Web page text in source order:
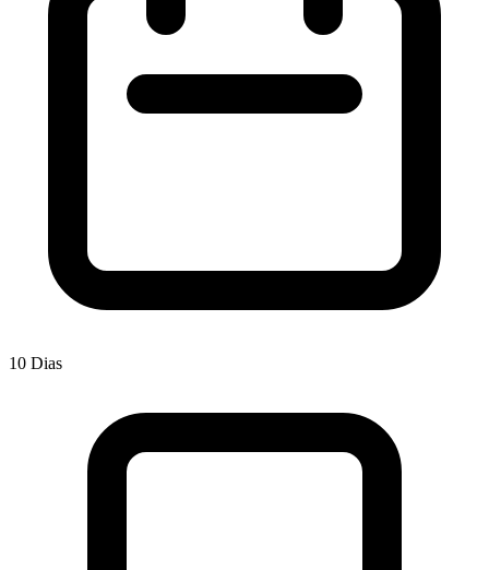
10 Dias